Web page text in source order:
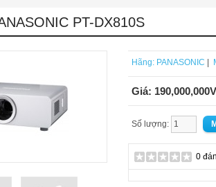
PT-DX810S
Hãng: PANASONIC
Giá:
Số lượng:
0